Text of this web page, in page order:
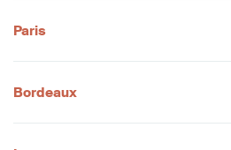
Paris
Bordeaux